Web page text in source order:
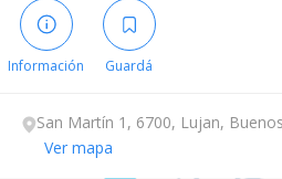
Información Guardá
San Martín 1, 6700, Lujan,
Ver mapa